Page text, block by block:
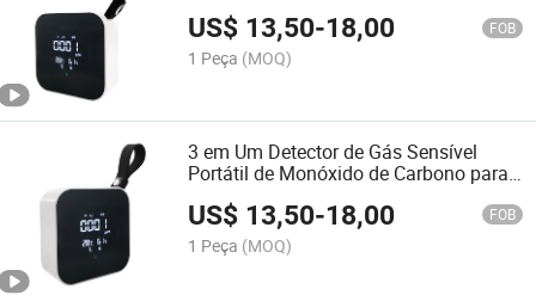
um Princípio de Inspeção Eletroquímica
Portátil Mini para Cordas Suspensas
US$ 13,50-18,00 FOB
1 Peça (MOQ)
3 em Um Detector de Gás Sensível
Portátil de Monóxido de Carbono para
Medição Eletrônica
US$ 13,50-18,00 FOB
1 Peça (MOQ)